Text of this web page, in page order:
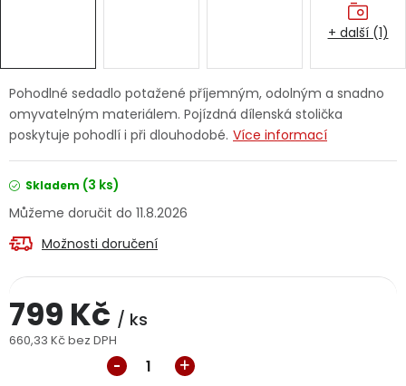
Značky
Jaký je aktuální stav mé objednávky?
Velkoobchodní spolupráce (B2B)
Doprava a platba
Pohodlné sedadlo potažené příjemným, odolným a snadno
omyvatelným materiálem. Pojízdná dílenská stolička
poskytuje pohodlí i při dlouhodobé. Více informací
Skladem (3 ks)
11.8.2026
Možnosti doručení
799 Kč / ks
660,33 Kč bez DPH
+ další (1)